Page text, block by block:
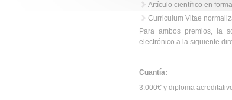
Artículo científico en
Curriculum Vitae
Para ambos premios, la
electrónico a la siguiente
Cuantía:
3.000€ y diploma